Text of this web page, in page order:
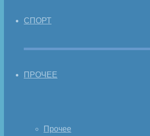
СПОРТ
ПРОЧЕЕ
Прочее